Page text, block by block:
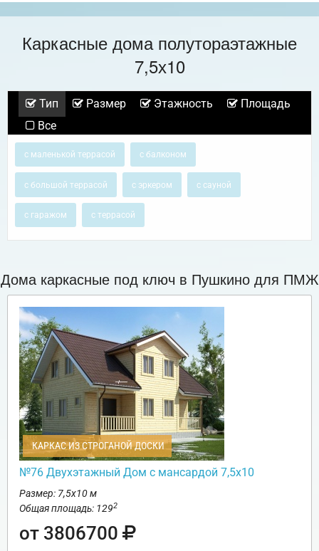
Каркасные дома полутораэтажные
7,5х10
Тип Размер Этажность
Площадь
Все
с маленькой террасой с балконом
с большой террасой с эркером с сауной
с гаражом с террасой
Дома каркасные под ключ в Пушкино для ПМЖ
КАРКАС ИЗ СТРОГАНОЙ ДОСКИ
№76 Двухэтажный Дом с мансардой 7,5х10
Размер: 7,5х10 м
Общая площадь: 1292
от 3806700